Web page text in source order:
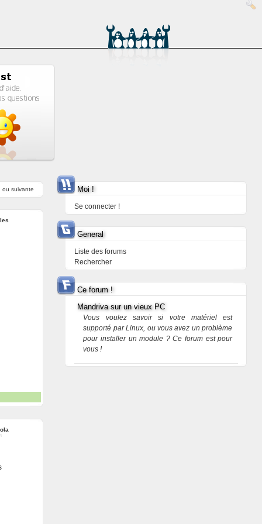
ou suivante Moi !
Se connecter !
General
Liste des forums
Rechercher
Ce forum !
Mandriva sur un vieux PC
Vous voulez savoir si votre matériel est
supporté par Linux, ou vous avez un problème
pour installer un module ? Ce forum est pour
vous !